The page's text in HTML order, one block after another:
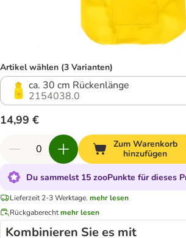
Artikel wählen (3 Varianten)
ca. 30 cm Rückenlänge
2154038.0
14,99 €
Zum Warenkorb
hinzufügen
Du sammelst 15 zooPunkte für dieses
Lieferzeit 2-3 Werktage. mehr lesen
Rückgaberechtmehr lesen
Kombinieren Sie es mit